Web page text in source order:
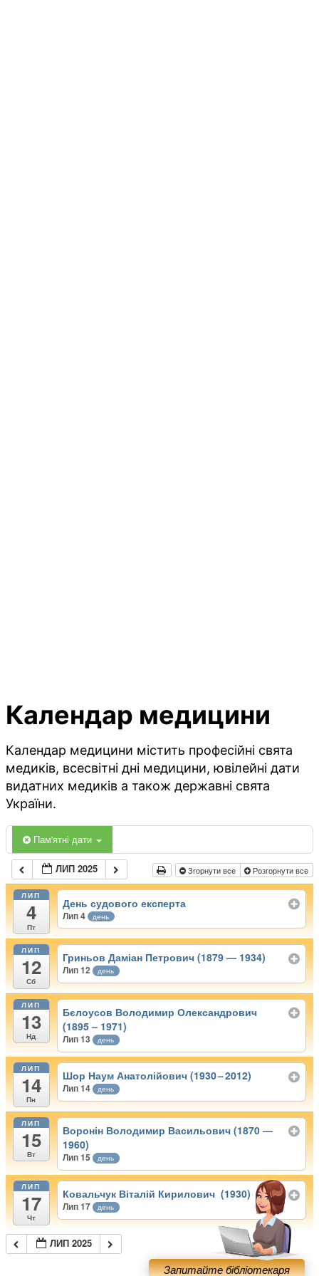
Календар медицини
Календар медицини містить професійні свята
медиків, всесвітні дні медицини, ювілейні дати
видатних медиків а також державні свята
України.
Пам'ятні дати
ЛИП 2025 Згорнути все Розгорнути все
ЛИП
4
Пт
День судового експерта
Лип 4 день
ЛИП
12
Сб
Гриньов Даміан Петрович (1879 — 1934)
Лип 12 день
ЛИП
13
Нд
Бєлоусов Володимир Олександрович
(1895 – 1971)
Лип 13 день
ЛИП
14
Пн
Шор Наум Анатолійович (1930 – 2012)
Лип 14 день
ЛИП
15
Вт
Воронін Володимир Васильович (1870 —
1960)
Лип 15 день
ЛИП
17
Чт
Ковальчук Віталій Кирилович (1930)
Лип 17 день
ЛИП 2025